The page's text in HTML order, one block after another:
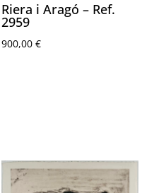
Riera i Aragó – Ref.
2959
900,00€